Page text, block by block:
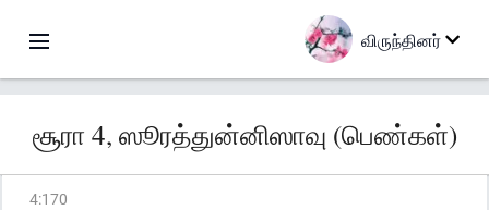
விருந்தினர்
சூரா 4, ஸூரத்துன்னிஸாவு (பெண்கள்)
4:170